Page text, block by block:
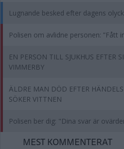
Lugnande besked efter dagens
Polisen om avlidne personen: ”Fått
EN PERSON TILL SJUKHUS EFTER
VIMMERBY
ÄLDRE MAN DÖD EFTER
SÖKER VITTNEN
Polisen ber dig: "Dina svar är
MEST KOMMENTERAT